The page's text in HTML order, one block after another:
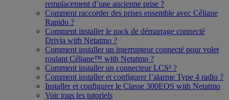
remplacement d’une ancienne prise ?
Comment raccorder des prises ensemble avec Céliane
Rapido ?
Comment installer le pack de démarrage connecté
Drivia with Netatmo ?
Comment installer un interrupteur connecté pour volet
roulant Céliane™ with Netatmo ?
Comment installer un connecteur LCS³ ?
Comment installer et configurer l’alarme Type 4 radio ?
Installer et configurer le Classe 300EOS with Netatmo
Voir tous les tutoriels